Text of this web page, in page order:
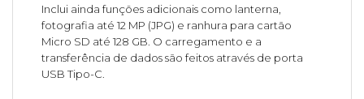
Inclui ainda funções adicionais como lanterna,
fotografia até 12 MP (JPG) e ranhura para cartão
Micro SD até 128 GB. O carregamento e a
transferência de dados são feitos através de porta
USB Tipo-C.